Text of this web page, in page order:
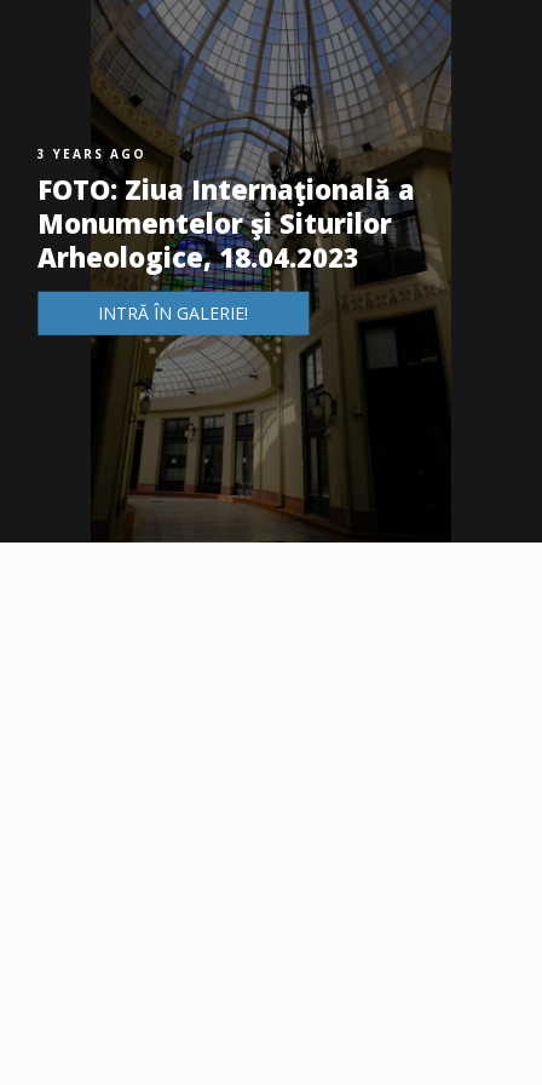
3 YEARS AGO
FOTO: Ziua Internaţională a
Monumentelor şi Siturilor
Arheologice, 18.04.2023
INTRĂ ÎN GALERIE!